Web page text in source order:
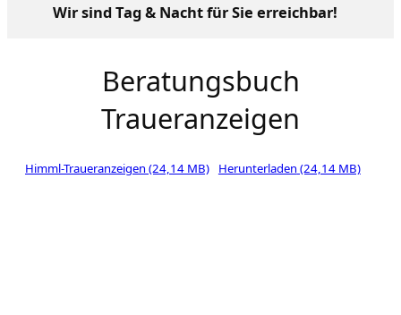
Wir sind Tag & Nacht für Sie erreichbar!
Beratungsbuch
Traueranzeigen
Himml-Traueranzeigen Herunterladen